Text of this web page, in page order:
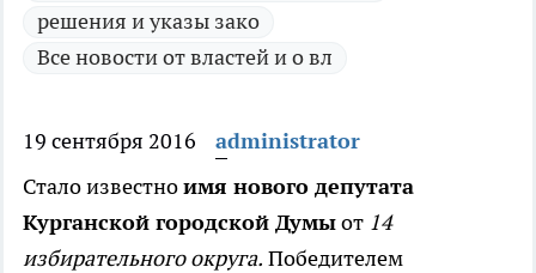
решения и указы зако
Все новости от властей и о вл
19 сентября 2016
administrator
Стало известноимя нового депутата
Курганской городской Думыот 14
избирательного округа. Победителем